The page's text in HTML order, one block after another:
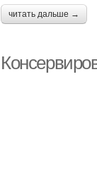
читать дальше →